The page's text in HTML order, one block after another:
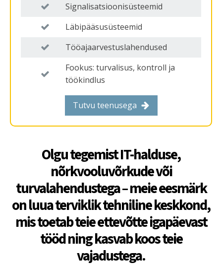
Signalisatsioonisüsteemid
Läbipääsusüsteemid
Tööajaarvestuslahendused
Fookus: turvalisus, kontroll ja
töökindlus
Tutvu teenusega
Olgu tegemist IT-halduse,
nõrkvooluvõrkude või
turvalahendustega – meie eesmärk
on luua terviklik tehniline keskkond,
mis toetab teie ettevõtte igapäevast
tööd ning kasvab koos teie
vajadustega.